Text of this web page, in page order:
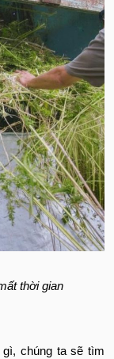
thời gian
chúng ta sẽ tìm